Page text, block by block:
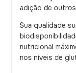
adição de
Sua qualidade
nutricional
nos níveis de